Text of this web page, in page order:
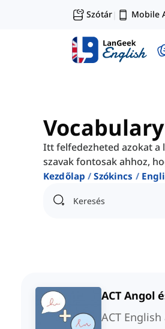
Szótár| Mobile
Itt felfedezheted azokat a
szavak fontosak ahhoz,
Kezdőlap Szókincs
ACT Angol
ACT